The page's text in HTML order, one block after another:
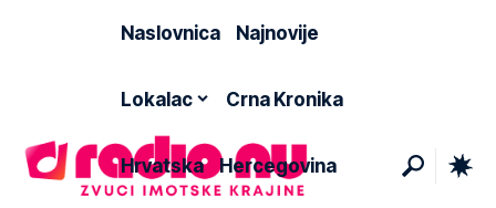
Naslovnica Najnovije
Lokalac Crna Kronika
Hrvatska Hercegovina